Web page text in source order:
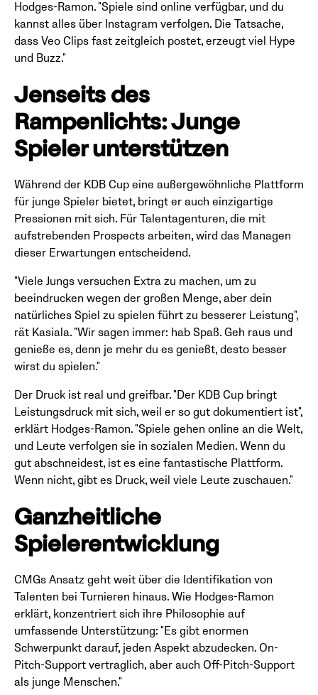
Hodges-Ramon. "Spiele sind online verfügbar, und du
kannst alles über Instagram verfolgen. Die Tatsache,
dass Veo Clips fast zeitgleich postet, erzeugt viel Hype
und Buzz."
Jenseits des
Rampenlichts: Junge
Spieler unterstützen
Während der KDB Cup eine außergewöhnliche Plattform
für junge Spieler bietet, bringt er auch einzigartige
Pressionen mit sich. Für Talentagenturen, die mit
aufstrebenden Prospects arbeiten, wird das Managen
dieser Erwartungen entscheidend.
"Viele Jungs versuchen Extra zu machen, um zu
beeindrucken wegen der großen Menge, aber dein
natürliches Spiel zu spielen führt zu besserer Leistung",
rät Kasiala. "Wir sagen immer: hab Spaß. Geh raus und
genieße es, denn je mehr du es genießt, desto besser
wirst du spielen."
Der Druck ist real und greifbar. "Der KDB Cup bringt
Leistungsdruck mit sich, weil er so gut dokumentiert ist",
erklärt Hodges-Ramon. "Spiele gehen online an die Welt,
und Leute verfolgen sie in sozialen Medien. Wenn du
gut abschneidest, ist es eine fantastische Plattform.
Wenn nicht, gibt es Druck, weil viele Leute zuschauen."
Ganzheitliche
Spielerentwicklung
CMGs Ansatz geht weit über die Identifikation von
Talenten bei Turnieren hinaus. Wie Hodges-Ramon
erklärt, konzentriert sich ihre Philosophie auf
umfassende Unterstützung: "Es gibt enormen
Schwerpunkt darauf, jeden Aspekt abzudecken. On-
Pitch-Support vertraglich, aber auch Off-Pitch-Support
als junge Menschen."